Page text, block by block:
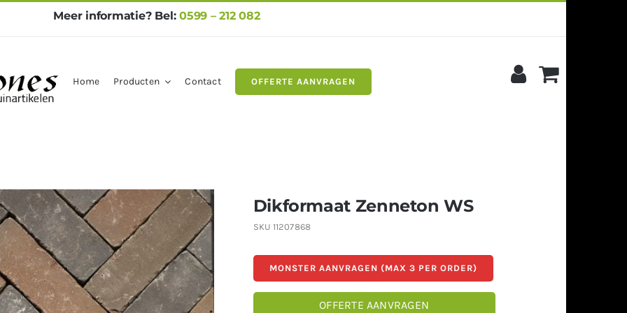
Meer informatie? Bel:0599 – 212 082
Home Producten Contact OFFERTE AANVRAGEN
Dikformaat Zenneton WS
SKU 11207868
MONSTER AANVRAGEN (MAX 3 PER ORDER)
OFFERTE AANVRAGEN